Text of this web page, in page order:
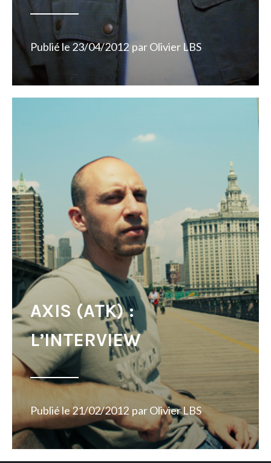
Publié le 23/04/2012 parOlivier LBS
AXIS (ATK) :
L’INTERVIEW
Publié le21/02/2012 parOlivier LBS